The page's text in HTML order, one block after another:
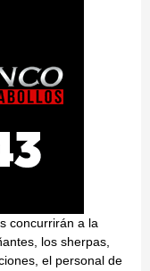
concurrirán a la
los sherpas,
el personal de